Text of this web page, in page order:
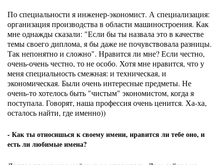
По специальности я инженер-экономист. А специализация:
организация производства в области машиностроения. Как
мне однажды сказали: "Если бы ты назвала это в качестве
темы своего диплома, я бы даже не почувствовала разницы.
Так непонятно и сложно". Нравится ли мне? Если честно,
очень-очень честно, то не особо. Хотя мне нравится, что у
меня специальность смежная: и техническая, и
экономическая. Были очень интересные предметы. Не
очень-то хотелось быть "чистым" экономистом, когда я
поступала. Говорят, наша профессия очень ценится. Ха-ха,
осталось найти, где именно))
- Как ты относишься к своему имени, нравится ли тебе оно, и
есть ли любимые имена?